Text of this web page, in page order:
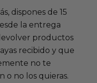
dispones de 15
la entrega
productos
recibido y que
no te
o no los quieras.